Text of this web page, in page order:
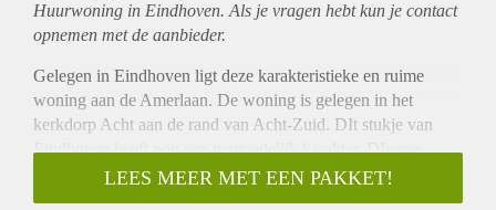
Huurwoning in Eindhoven. Als je vragen hebt kun je contact
opnemen met de aanbieder.
Gelegen in Eindhoven ligt deze karakteristieke en ruime
woning aan de Amerlaan. De woning is gelegen in het
kerkdorp Acht aan de rand van Acht-Zuid. DIt stukje van
Eindhoven heeft nog een gemoedelijk karakter. DIverse
voorzieningen (huisartensenpraktijk, bakker, ijscowinkel,
restaurant, basisschool, kinderdagverblijf en sportvelden) zijn
LEES MEER MET EEN PAKKET!